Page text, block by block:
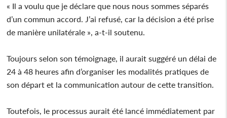
« Il a voulu que je déclare que nous nous sommes séparés
d’un commun accord. J’ai refusé, car la décision a été prise
de manière unilatérale », a-t-il soutenu.
Toujours selon son témoignage, il aurait suggéré un délai de
24 à 48 heures afin d’organiser les modalités pratiques de
son départ et la communication autour de cette transition.
Toutefois, le processus aurait été lancé immédiatement par